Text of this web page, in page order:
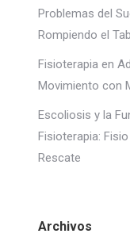
Problemas del
Rompiendo el
Fisioterapia en
Movimiento con
Escoliosis y la
Fisioterapia:
Rescate
Archivos